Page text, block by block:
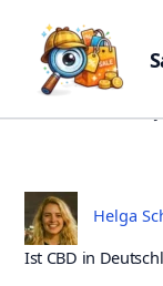
Helga
Ist CBD in